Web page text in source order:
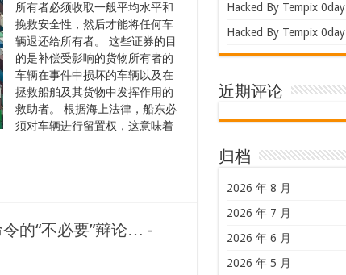
所有者必须收取一般平均水平和
挽救安全性，然后才能将任何车
辆退还给所有者。 这些证券的目
的是补偿受影响的货物所有者的
车辆在事件中损坏的车辆以及在
拯救船舶及其货物中发挥作用的
救助者。 根据海上法律，船东必
须对车辆进行留置权，这意味着
的“不必要”辩论… -
Hacked By Tempix 0day
Hacked By Tempix 0day
近期评论
归档
2026 年 8 月
2026 年 7 月
2026 年 6 月
2026 年 5 月